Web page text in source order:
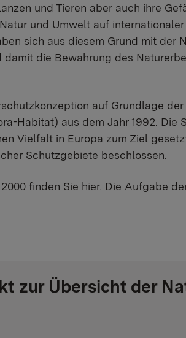
und Tieren aber auch ihre
und Umwelt auf
sich aus diesem Grund mit der
die Bewahrung des
auf Grundlage
Habitat) aus dem Jahr 1992. Die
Vielfalt in Europa zum Ziel
Schutzgebiete beschlossen.
finden Sie hier. Die Aufgabe
zur Übersicht der